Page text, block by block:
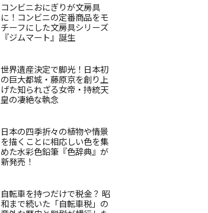
コンビニおにぎりが文房具
に！コンビニの定番商品をモ
チーフにした文房具シリーズ
『ジムマート』誕生
世界遺産決定で脚光！日本初
の巨大都城・藤原京を創り上
げた知られざる女帝・持統天
皇の凄絶な執念
日本の四季折々の植物や情景
を描くことに相応しい色を集
めた水彩色鉛筆『色辞典』が
新発売！
自転車を持つだけで税金？ 昭
和まで続いた「自転車税」の